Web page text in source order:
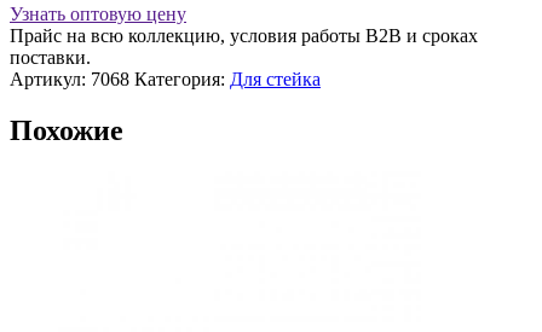
стейка,
деревянная
ручка
Узнать оптовую цену
Прайс на всю коллекцию, условия работы В2В и сроках
поставки.
Артикул: 7068 Категория: Для стейка
Похожие